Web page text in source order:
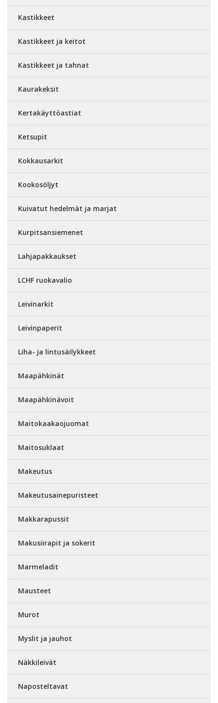
Kastikkeet
Kastikkeet ja keitot
Kastikkeet ja tahnat
Kaurakeksit
Kertakäyttöastiat
Ketsupit
Kokkausarkit
Kookosöljyt
Kuivatut hedelmät ja marjat
Kurpitsansiemenet
Lahjapakkaukset
LCHF ruokavalio
Leivinarkit
Leivinpaperit
Liha- ja lintusäilykkeet
Maapähkinät
Maapähkinävoit
Maitokaakaojuomat
Maitosuklaat
Makeutus
Makeutusainepuristeet
Makkarapussit
Makusiirapit ja sokerit
Marmeladit
Mausteet
Murot
Myslit ja jauhot
Näkkileivät
Naposteltavat